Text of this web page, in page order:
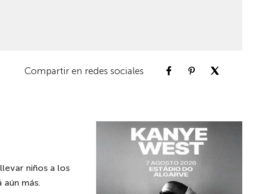
Compartir en redes sociales
niños a los
más.